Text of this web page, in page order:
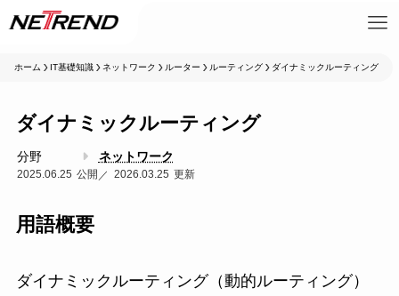
ホーム IT基礎知識 ネットワーク ルーター ルーティング ダイナミックルーティング
ダイナミックルーティング
分野 ネットワーク
2025.06.25 2026.03.25
用語概要
ダイナミックルーティング（動的ルーティング）